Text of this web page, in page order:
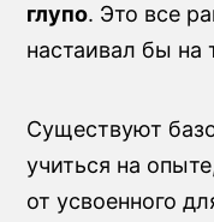
глупо. Это все
настаивал бы на
Существуют
учиться на
от усвоенного